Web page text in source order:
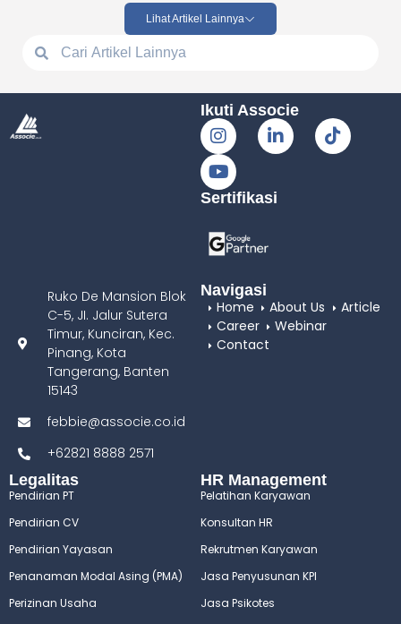
Lihat Artikel Lainnya
Ruko De Mansion Blok
C-5, JI. Jalur Sutera
Timur, Kunciran, Kec.
Pinang, Kota
Tangerang, Banten
15143
febbie@associe.co.id
+62821 8888 2571
Ikuti Associe
Sertifikasi
Navigasi
Home
About Us
Article
Career
Webinar
Contact
Legalitas
Pendirian PT
Pendirian CV
Pendirian Yayasan
Penanaman Modal Asing (PMA)
Perizinan Usaha
HR Management
Pelatihan Karyawan
Konsultan HR
Rekrutmen Karyawan
Jasa Penyusunan KPI
Jasa Psikotes